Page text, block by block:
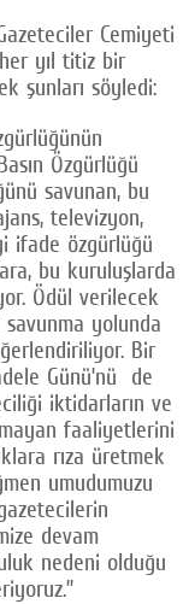
Cemiyeti
yıl titiz bir
şunları söyledi:
Özgürlüğü
savunan, bu
televizyon,
ifade özgürlüğü
bu kuruluşlarda
Ödül verilecek
yolunda
Bir
Günü’nü de
iktidarların ve
faaliyetlerini
rıza üretmek
umudumuzu
devam
nedeni olduğu